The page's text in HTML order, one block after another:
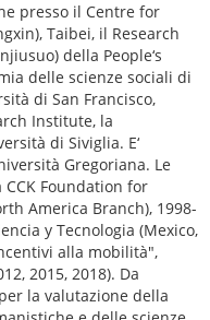
presso il Centre for
Taibei, il Research
della People‘s
delle scienze sociali di
di San Francisco,
Institute, la
di Siviglia. E‘
Gregoriana. Le
Foundation for
America Branch), 1998-
y Tecnologia (Mexico,
alla mobilità",
2015, 2018). Da
la valutazione della